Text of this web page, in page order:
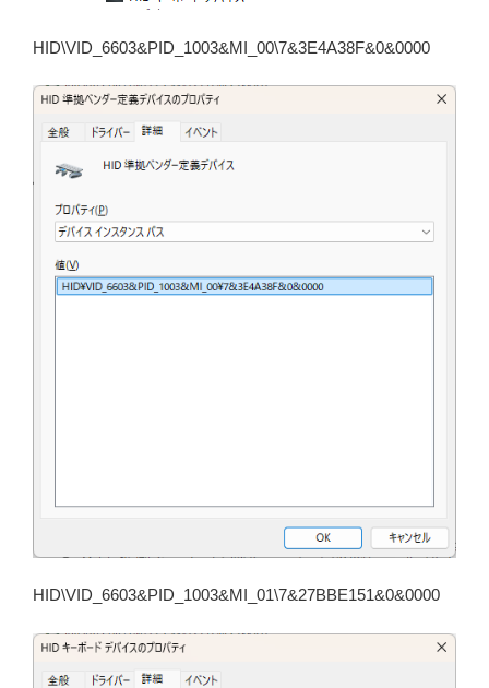
HID\VID_6603&PID_1003&MI_00\7&3E4A38F&0&0000
HID\VID_6603&PID_1003&MI_01\7&27BBE151&0&0000